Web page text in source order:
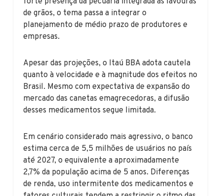
de grãos, o tema passa a integrar o
planejamento de médio prazo de produtores e
empresas.
Apesar das projeções, o Itaú BBA adota cautela
quanto à velocidade e à magnitude dos efeitos no
Brasil. Mesmo com expectativa de expansão do
mercado das canetas emagrecedoras, a difusão
desses medicamentos segue limitada.
Em cenário considerado mais agressivo, o banco
estima cerca de 5,5 milhões de usuários no país
até 2027, o equivalente a aproximadamente
2,7% da população acima de 5 anos. Diferenças
de renda, uso intermitente dos medicamentos e